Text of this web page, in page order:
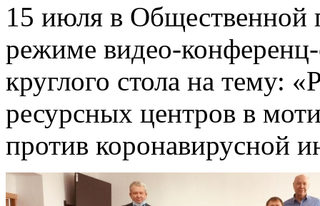
15 июля в Общественной
режиме видео-конференц-
круглого стола на тему:
ресурсных центров в
против коронавирусной